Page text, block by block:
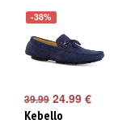
-38%
39.99 24.99 €
Kebello